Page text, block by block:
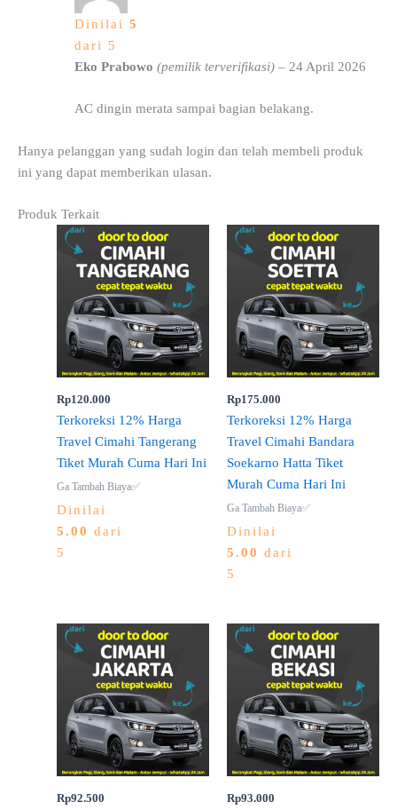
Dinilai 5
dari 5
Eko Prabowo (pemilik terverifikasi) – 24 April 2026
AC dingin merata sampai bagian belakang.
Hanya pelanggan yang sudah login dan telah membeli produk
ini yang dapat memberikan ulasan.
Produk Terkait
Rp120.000
Terkoreksi 12% Harga
Travel Cimahi Tangerang
Tiket Murah Cuma Hari Ini
Ga Tambah Biaya✅
Dinilai
5.00 dari
5
Rp175.000
Terkoreksi 12% Harga
Travel Cimahi Bandara
Soekarno Hatta Tiket
Murah Cuma Hari Ini
Ga Tambah Biaya✅
Dinilai
5.00 dari
5
Rp92.500 Rp93.000